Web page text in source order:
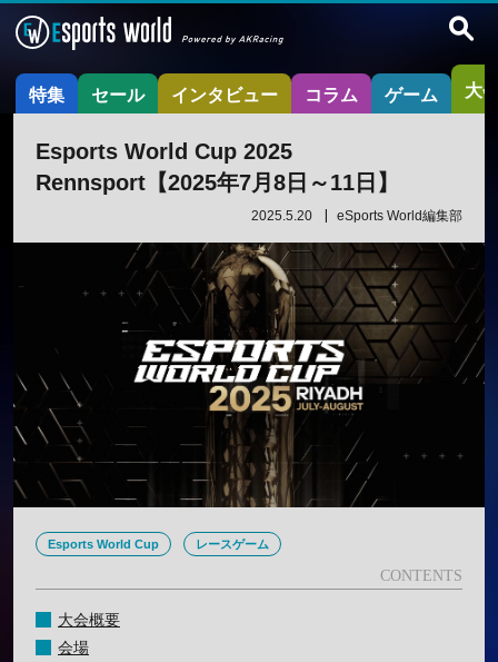
特集 セール インタビュー コラム ゲーム 大
Esports World Cup 2025
Rennsport【2025年7月8日～11日】
2025.5.20 eSports World編集部
Esports World Cup レースゲーム
大会概要
会場